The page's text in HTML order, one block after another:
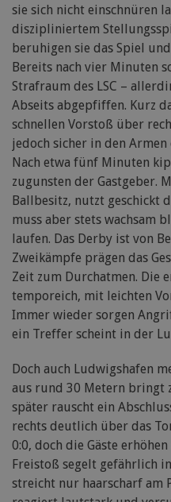
sie sich nicht einschnüren
diszipliniertem
beruhigen sie das Spiel
Bereits nach vier Minuten
Strafraum des LSC –
Abseits abgepfiffen. Kurz
schnellen Vorstoß über
jedoch sicher in den Armen
Nach etwa fünf Minuten
zugunsten der Gastgeber.
Ballbesitz, nutzt geschickt
muss aber stets wachsam
laufen. Das Derby ist von
Zweikämpfe prägen das
Zeit zum Durchatmen. Die
temporeich, mit leichten
Immer wieder sorgen
ein Treffer scheint in der
Doch auch Ludwigshafen
aus rund 30 Metern bringt
später rauscht ein
rechts deutlich über das
0:0, doch die Gäste
Freistoß segelt gefährlich
streicht nur haarscharf am